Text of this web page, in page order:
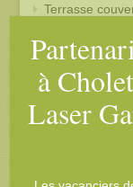
Terrasse
à
Laser